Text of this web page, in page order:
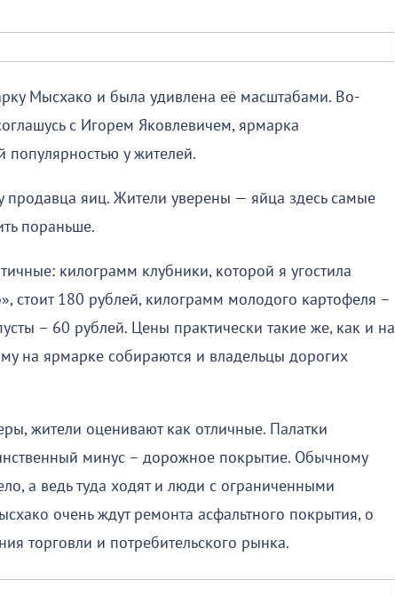
Мысхако и была удивлена её масштабами. Во-
с Игорем Яковлевичем, ярмарка
популярностью у жителей.
продавца яиц. Жители уверены — яйца здесь самые
пораньше.
килограмм клубники, которой я угостила
стоит 180 рублей, килограмм молодого картофеля –
– 60 рублей. Цены практически такие же, как и на
на ярмарке собираются и владельцы дорогих
жители оценивают как отличные. Палатки
минус – дорожное покрытие. Обычному
а ведь туда ходят и люди с ограниченными
очень ждут ремонта асфальтного покрытия, о
торговли и потребительского рынка.